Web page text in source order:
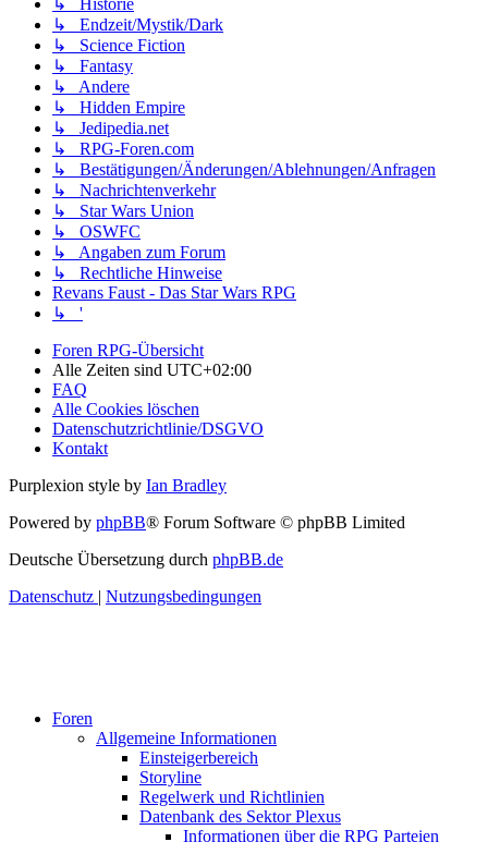
↳ Historie
↳ Endzeit/Mystik/Dark
↳ Science Fiction
↳ Fantasy
↳ Andere
↳ Hidden Empire
↳ Jedipedia.net
↳ RPG-Foren.com
↳ Bestätigungen/Änderungen/Ablehnungen/Anfragen
↳ Nachrichtenverkehr
↳ Star Wars Union
↳ OSWFC
↳ Angaben zum Forum
↳ Rechtliche Hinweise
Revans Faust - Das Star Wars RPG
↳ '
Foren RPG-Übersicht
Alle Zeiten sind UTC+02:00
FAQ
Alle Cookies löschen
Datenschutzrichtlinie/DSGVO
Kontakt
Purplexion style by Ian Bradley
Powered by phpBB® Forum Software © phpBB Limited
Deutsche Übersetzung durch phpBB.de
Datenschutz | Nutzungsbedingungen
Foren
Allgemeine Informationen
Einsteigerbereich
Storyline
Regelwerk und Richtlinien
Datenbank des Sektor Plexus
Informationen über die RPG Parteien